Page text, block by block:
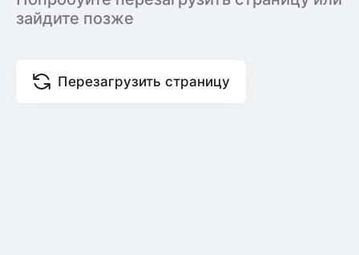
зайдите позже
Перезагрузить страницу